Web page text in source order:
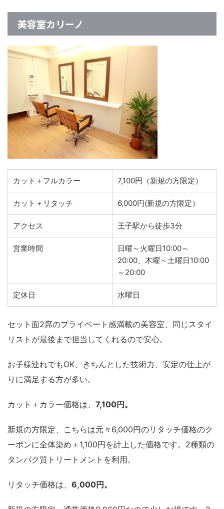
美容室カリーノ
カット＋フルカラー 7,100円（新規の方限定）
カット＋リタッチ 6,000円(新規の方限定）
アクセス 王子駅から徒歩3分
営業時間
日曜～火曜日10:00～
20:00、木曜～土曜日10:00
～20:00
定休日 水曜日
セット面2席のプライベート感満載の美容室、同じスタイ
リストが最後まで担当してくれるので安心。
お子様連れでもOK、きちんとした技術力、安定の仕上が
りに満足する方が多い。
カット＋カラー価格は、 7,100円。
新規の方限定、こちらは元々6,000円のリタッチ価格のク
ーポンに全体染め＋1,100円を計上した価格です。2種類の
タンパク質トリートメントを利用。
リタッチ価格は、 6,000円。